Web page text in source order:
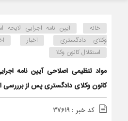
خانه
آیین نامه اجرایی لایحه
وکلای دادگستری
اخبار
استقلال کانون وکلا
مواد تنظیمی اصلاحی آیین نامه
کانون وکلای دادگستری پس از برررسی
کد خبر : 37619